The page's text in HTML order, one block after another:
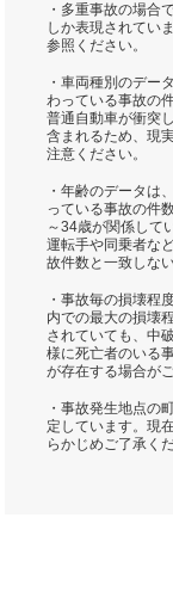
・多重事故の場合
しか表現されてい
参照ください。
・車両種別のデー
わっている事故の
普通自動車が衝突
含まれるため、現
注意ください。
・年齢のデータは
っている事故の件
～34歳が関係して
運転手や同乗者な
故件数と一致しな
・事故毎の損壊程
内での最大の損壊
されていても、中
様に死亡者のいる
が存在する場合が
・事故発生地点の
定しています。現
らかじめご了承くだ